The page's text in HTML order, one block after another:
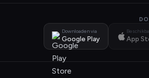
Downloaden via
Google Play App